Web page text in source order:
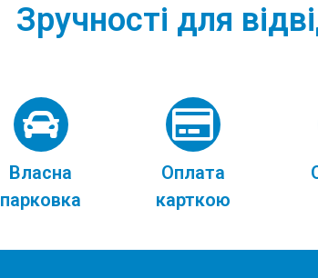
Зручності для
Власна
парковка
Оплата
карткою